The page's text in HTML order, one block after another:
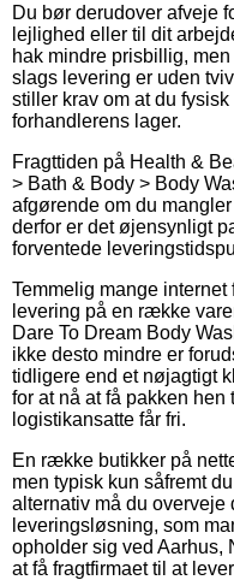
Du bør derudover afveje
lejlighed eller til dit
hak mindre prisbillig,
slags levering er uden
stiller krav om at du
forhandlerens lager.
Fragttiden på Health &
> Bath & Body > Body
afgørende om du
derfor er det øjensynligt
forventede
Temmelig mange
levering på en række
Dare To Dream Body
ikke desto mindre er
tidligere end et nøjagtigt
for at nå at få pakken hen
logistikansatte får fri.
En række butikker på
men typisk kun såfremt
alternativ må du overveje
leveringsløsning, som
opholder sig ved
at få fragtfirmaet til at